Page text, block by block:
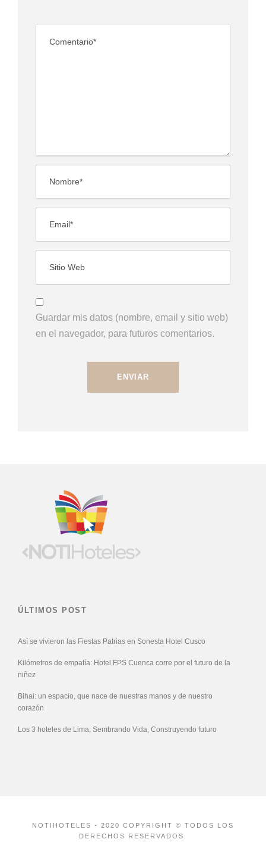
Guardar mis datos (nombre, email y sitio web)
en el navegador, para futuros comentarios.
ÚLTIMOS POST
Así se vivieron las Fiestas Patrias en Sonesta Hotel Cusco
Kilómetros de empatía: Hotel FPS Cuenca corre por el futuro de la
niñez
Bihai: un espacio, que nace de nuestras manos y de nuestro
corazón
Los 3 hoteles de Lima, Sembrando Vida, Construyendo futuro
NOTIHOTELES - 2020 COPYRIGHT © TODOS LOS
DERECHOS RESERVADOS.